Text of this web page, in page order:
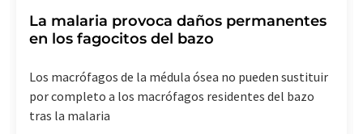
La malaria provoca daños permanentes
en los fagocitos del bazo
Los macrófagos de la médula ósea no pueden sustituir
por completo a los macrófagos residentes del bazo
tras la malaria